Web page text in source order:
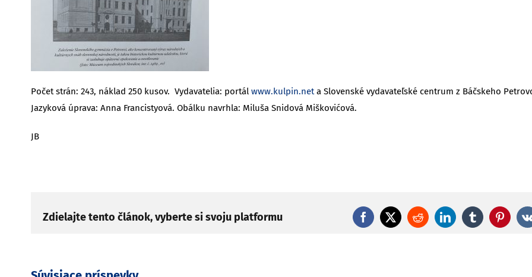
Počet strán: 243, náklad 250 kusov. Vydavatelia: portál www.kulpin.neta Slovenské vydavateľské centrum z Báčskeho
Jazyková úprava: Anna Francistyová. Obálku navrhla: Miluša Snidová Miškovićová.
JB
Zdielajte tento článok, vyberte si svoju platformu Facebook
X RedditLinkedInTumblr